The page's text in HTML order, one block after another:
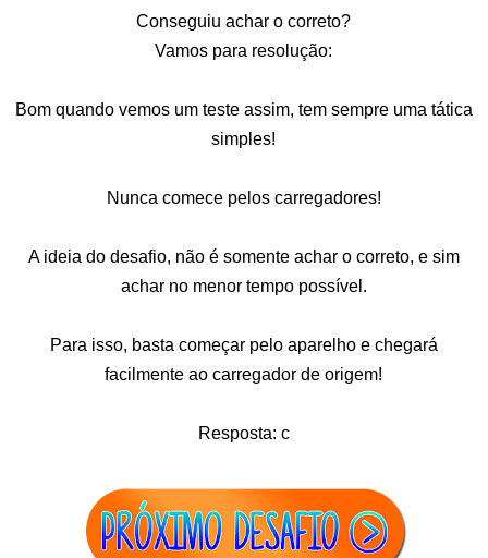
Conseguiu achar o correto?
Vamos para resolução:
Bom quando vemos um teste assim, tem sempre uma tática
simples!
Nunca comece pelos carregadores!
A ideia do desafio, não é somente achar o correto, e sim
achar no menor tempo possível.
Para isso, basta começar pelo aparelho e chegará
facilmente ao carregador de origem!
Resposta: c